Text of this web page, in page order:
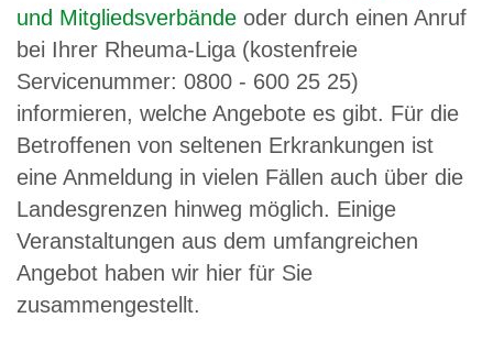
und Mitgliedsverbände oder durch einen Anruf
bei Ihrer Rheuma-Liga (kostenfreie
Servicenummer: 0800 - 600 25 25)
informieren, welche Angebote es gibt. Für die
Betroffenen von seltenen Erkrankungen ist
eine Anmeldung in vielen Fällen auch über die
Landesgrenzen hinweg möglich. Einige
Veranstaltungen aus dem umfangreichen
Angebot haben wir hier für Sie
zusammengestellt.